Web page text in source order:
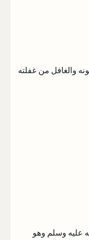
والغافل من غفلته
وسلم وهو